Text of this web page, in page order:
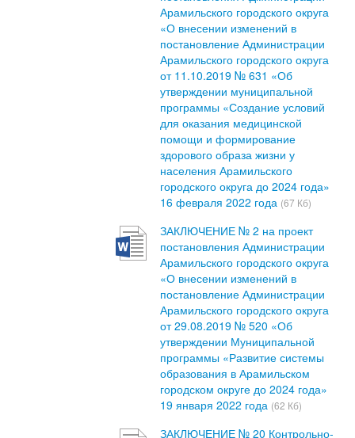
Арамильского городского округа
«О внесении изменений в
постановление Администрации
Арамильского городского округа
от 11.10.2019 № 631 «Об
утверждении муниципальной
программы «Создание условий
для оказания медицинской
помощи и формирование
здорового образа жизни у
населения Арамильского
городского округа до 2024 года»
16 февраля 2022 года (67 Кб)
ЗАКЛЮЧЕНИЕ № 2 на проект
постановления Администрации
Арамильского городского округа
«О внесении изменений в
постановление Администрации
Арамильского городского округа
от 29.08.2019 № 520 «Об
утверждении Муниципальной
программы «Развитие системы
образования в Арамильском
городском округе до 2024 года»
19 января 2022 года (62 Кб)
ЗАКЛЮЧЕНИЕ № 20 Контрольно-